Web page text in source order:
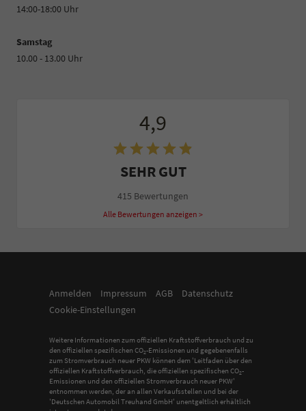
14:00-18:00 Uhr
Samstag
10.00 - 13.00 Uhr
4,9
SEHR GUT
415 Bewertungen
Alle Bewertungen anzeigen >
Anmelden Impressum AGB
Datenschutz
Cookie-Einstellungen
Weitere Informationen zum offiziellen Kraftstoffverbrauch und zu
den offiziellen spezifischen CO2-Emissionen und gegebenenfalls
zum Stromverbrauch neuer PKW können dem 'Leitfaden über den
offiziellen Kraftstoffverbrauch, die offiziellen spezifischen CO2-
Emissionen und den offiziellen Stromverbrauch neuer PKW'
entnommen werden, der an allen Verkaufsstellen und bei der
'Deutschen Automobil Treuhand GmbH' unentgeltlich erhältlich